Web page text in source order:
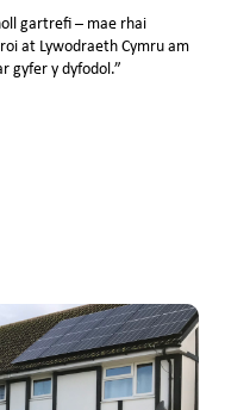
gartrefi – mae rhai
at Lywodraeth Cymru am
gyfer y dyfodol.”